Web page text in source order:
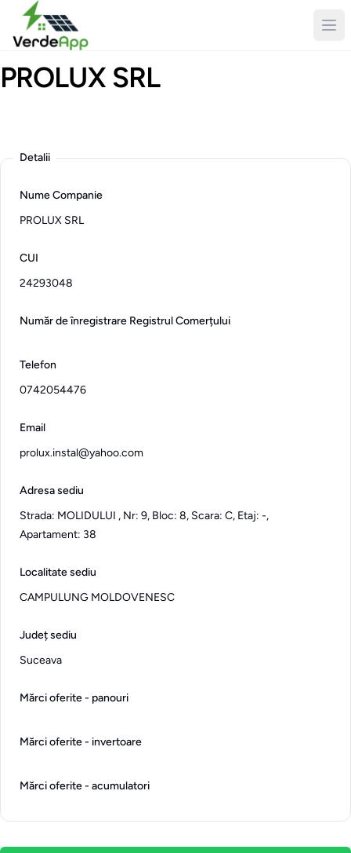
PROLUX SRL
Detalii
Nume Companie
PROLUX SRL
CUI
24293048
Număr de înregistrare Registrul Comerțului
Telefon
0742054476
Email
prolux.instal@yahoo.com
Adresa sediu
Strada: MOLIDULUI , Nr: 9, Bloc: 8, Scara: C, Etaj: -,
Apartament: 38
Localitate sediu
CAMPULUNG MOLDOVENESC
Județ sediu
Suceava
Mărci oferite - panouri
Mărci oferite - invertoare
Mărci oferite - acumulatori